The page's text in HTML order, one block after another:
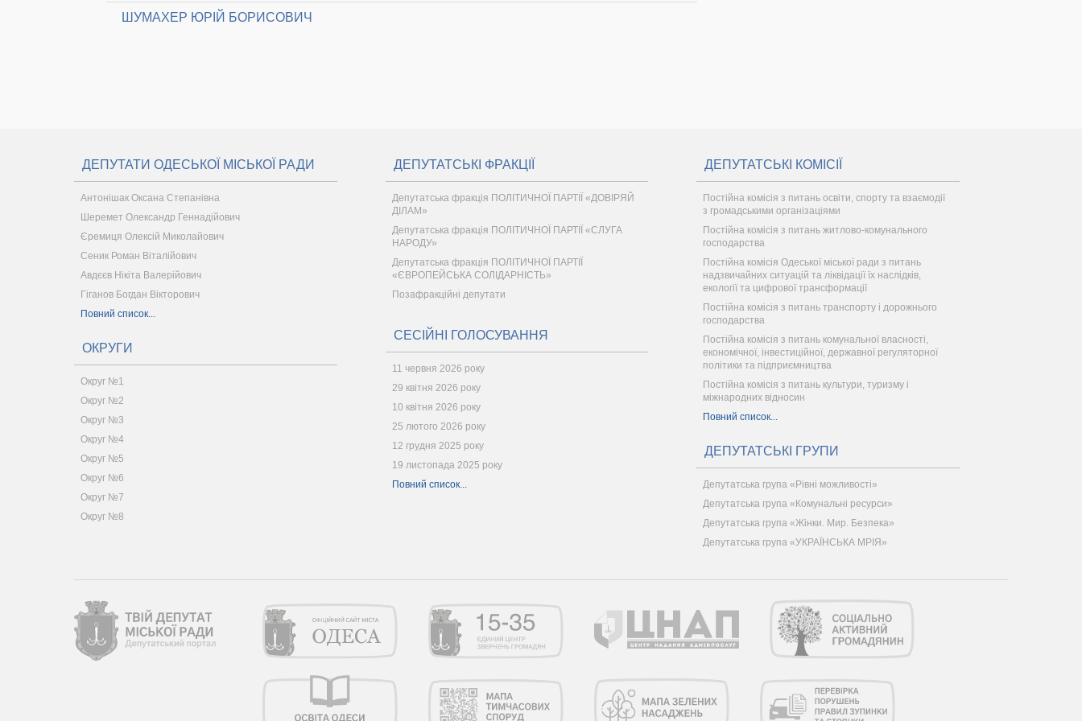
ШУМАХЕР ЮРІЙ БОРИСОВИЧ
ДЕПУТАТИ ОДЕСЬКОЇ МІСЬКОЇ РАДИ
Антонішак Оксана Степанівна
Шеремет Олександр Геннадійович
Єремиця Олексій Миколайович
Сеник Роман Віталійович
Авдєєв Нікіта Валерійович
Гіганов Богдан Вікторович
Повний список...
ОКРУГИ
Округ №1
Округ №2
Округ №3
Округ №4
Округ №5
Округ №6
Округ №7
Округ №8
ДЕПУТАТСЬКІ ФРАКЦІЇ
Депутатська фракція ПОЛІТИЧНОЇ ПАРТІЇ «ДОВІРЯЙ
ДІЛАМ»
Депутатська фракція ПОЛІТИЧНОЇ ПАРТІЇ «СЛУГА
НАРОДУ»
Депутатська фракція ПОЛІТИЧНОЇ ПАРТІЇ
«ЄВРОПЕЙСЬКА СОЛІДАРНІСТЬ»
Позафракційні депутати
СЕСІЙНІ ГОЛОСУВАННЯ
11 червня 2026 року
29 квітня 2026 року
10 квітня 2026 року
25 лютого 2026 року
12 грудня 2025 року
19 листопада 2025 року
Повний список...
ДЕПУТАТСЬКІ КОМІСІЇ
Постійна комісія з питань освіти, спорту та взаємодії
з громадськими організаціями
Постійна комісія з питань житлово-комунального
господарства
Постійна комісія Одеської міської ради з питань
надзвичайних ситуацій та ліквідації їх наслідків,
екології та цифрової трансформації
Постійна комісія з питань транспорту і дорожнього
господарства
Постійна комісія з питань комунальної власності,
економічної, інвестиційної, державної регуляторної
політики та підприємництва
Постійна комісія з питань культури, туризму і
міжнародних відносин
Повний список...
ДЕПУТАТСЬКІ ГРУПИ
Депутатська група «Рівні можливості»
Депутатська група «Комунальні ресурси»
Депутатська група «Жінки. Мир. Безпека»
Депутатська група «УКРАЇНСЬКА МРІЯ»